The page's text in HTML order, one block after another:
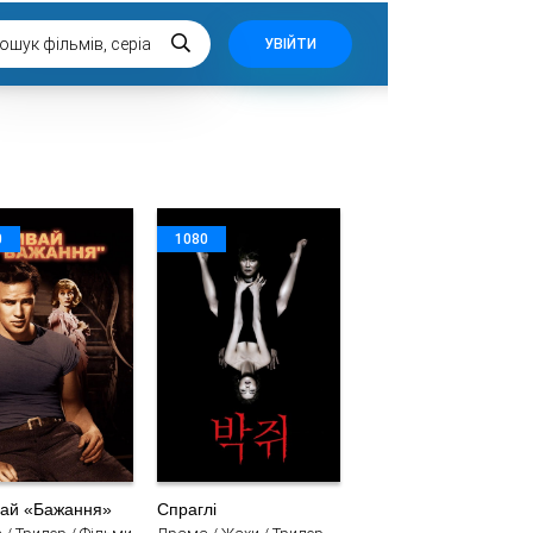
УВІЙТИ
«Бажання»
1080
Спраглі